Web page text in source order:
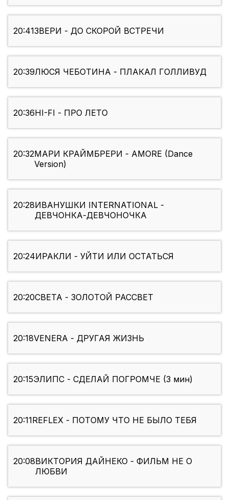
20:41ЗВЕРИ - ДО СКОРОЙ ВСТРЕЧИ
20:39ЛЮСЯ ЧЕБОТИНА - ПЛАКАЛ ГОЛЛИВУД
20:36HI-FI - ПРО ЛЕТО
20:32МАРИ КРАЙМБРЕРИ - AMORE (Dance
Version)
20:28ИВАНУШКИ INTERNATIONAL -
ДЕВЧОНКА-ДЕВЧОНОЧКА
20:24ИРАКЛИ - УЙТИ ИЛИ ОСТАТЬСЯ
20:20СВЕТА - ЗОЛОТОЙ РАССВЕТ
20:18VENERA - ДРУГАЯ ЖИЗНЬ
20:15ЭЛИПС - СДЕЛАЙ ПОГРОМЧЕ (3 мин)
20:11REFLEX - ПОТОМУ ЧТО НЕ БЫЛО ТЕБЯ
20:08ВИКТОРИЯ ДАЙНЕКО - ФИЛЬМ НЕ О
ЛЮБВИ